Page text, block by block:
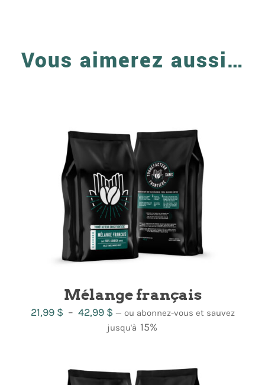
Vous aimerez aussi…
Mélange français
21,99 $ – 42,99 $Plage
de
à
— ou abonnez-vous et sauvez
jusqu'à 15%